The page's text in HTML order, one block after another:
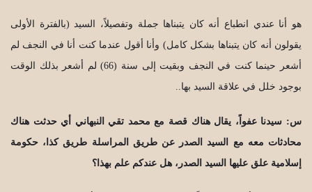
هو أنا عندي انطباع أنه كان يتبناها جملة وتفصيلاً، السيد (بالفترة الأولى
يقولون أنه كان يتبناها بشكل كامل) وأنا أقول عندما كنت أنا في النجف لم
أشعر حينما كنت في النجف وبقيت إلى سنة (66) لم أشعر بذلك الوقت
بوجود خلل في علاقة السيد بها..
س: سيدنا عفواً، يقال هناك قصة مع محمد تقي النبهاني أي حدثت هناك
محادثات معه مع السيد الصدر عن طريق المراسلة طريق كذا، حكومة
إسلامية علق عليها السيد الصدر، هل عندكم علم بهذا؟